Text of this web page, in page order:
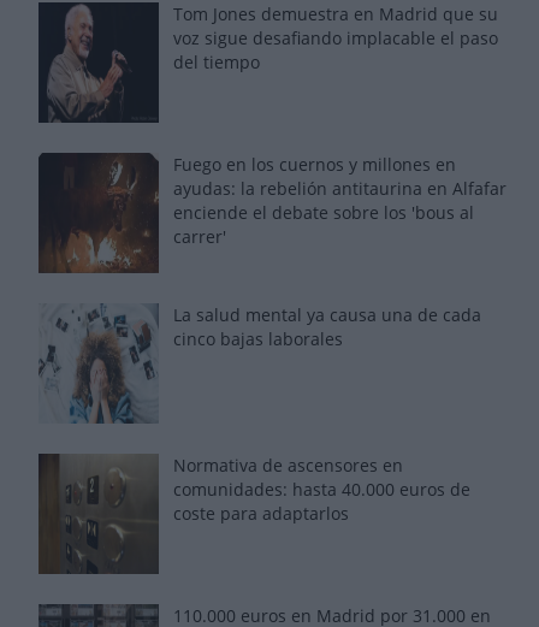
Tom Jones demuestra en Madrid que su
voz sigue desafiando implacable el paso
del tiempo
Fuego en los cuernos y millones en
ayudas: la rebelión antitaurina en Alfafar
enciende el debate sobre los 'bous al
carrer'
La salud mental ya causa una de cada
cinco bajas laborales
Normativa de ascensores en
comunidades: hasta 40.000 euros de
coste para adaptarlos
110.000 euros en Madrid por 31.000 en